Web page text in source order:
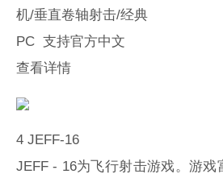
机/垂直卷轴射击/经典
PC 支持官方中文
查看详情
4 JEFF-16
JEFF - 16为飞行射击游戏。游